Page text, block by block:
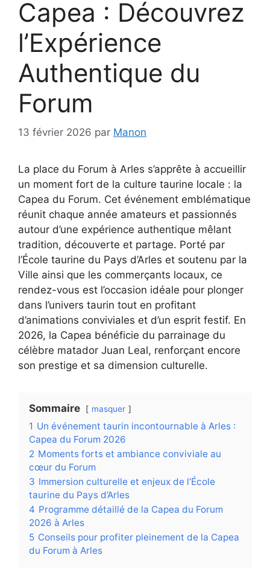
Capea : Découvrez
l’Expérience
Authentique du
Forum
13 février 2026 par Manon
La place du Forum à Arles s’apprête à accueillir
un moment fort de la culture taurine locale : la
Capea du Forum. Cet événement emblématique
réunit chaque année amateurs et passionnés
autour d’une expérience authentique mêlant
tradition, découverte et partage. Porté par
l’École taurine du Pays d’Arles et soutenu par la
Ville ainsi que les commerçants locaux, ce
rendez-vous est l’occasion idéale pour plonger
dans l’univers taurin tout en profitant
d’animations conviviales et d’un esprit festif. En
2026, la Capea bénéficie du parrainage du
célèbre matador Juan Leal, renforçant encore
son prestige et sa dimension culturelle.
Sommaire masquer
1 Un événement taurin incontournable à Arles :
Capea du Forum 2026
2 Moments forts et ambiance conviviale au
cœur du Forum
3 Immersion culturelle et enjeux de l’École
taurine du Pays d’Arles
4 Programme détaillé de la Capea du Forum
2026 à Arles
5 Conseils pour profiter pleinement de la Capea
du Forum à Arles